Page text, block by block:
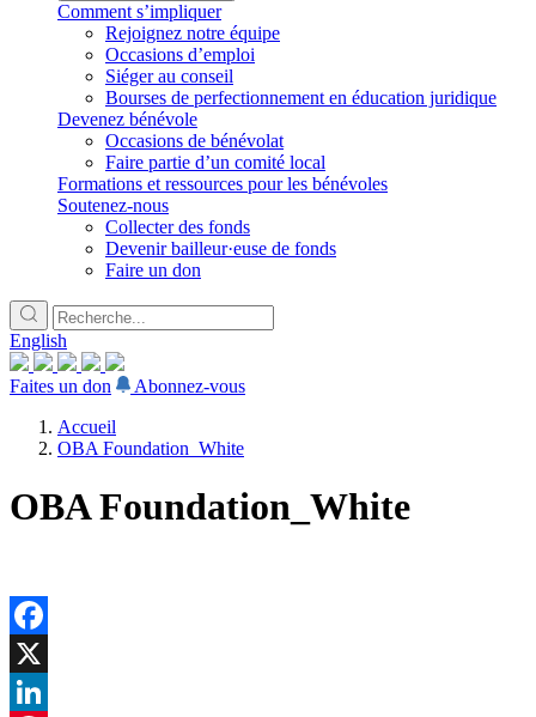
Comment s’impliquer
Rejoignez notre équipe
Occasions d’emploi
Siéger au conseil
Bourses de perfectionnement en éducation juridique
Devenez bénévole
Occasions de bénévolat
Faire partie d’un comité local
Formations et ressources pour les bénévoles
Soutenez-nous
Collecter des fonds
Devenir bailleur·euse de fonds
Faire un don
English
Faites un don
Abonnez-vous
Accueil
OBA Foundation_White
OBA Foundation_White
Facebook
X